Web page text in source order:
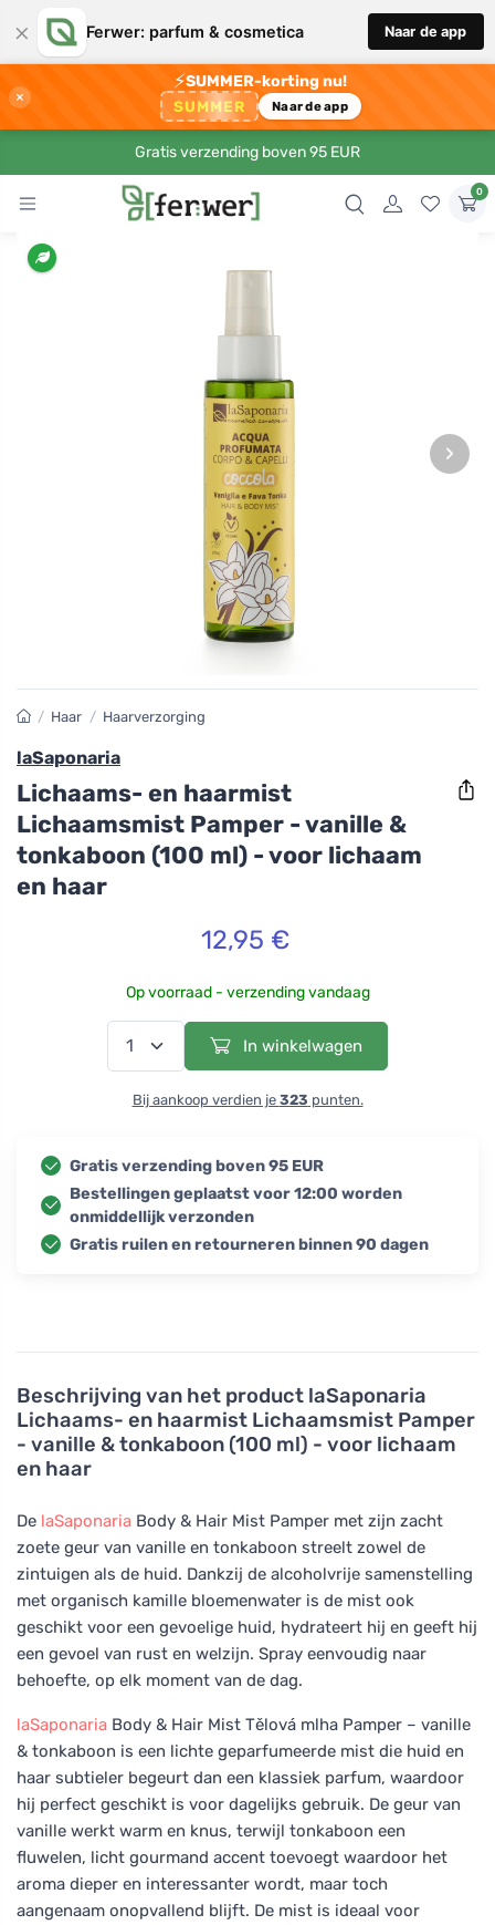
× Ferwer: parfum & cosmetica Naar de app
×
⚡SUMMER-korting nu!
SUMMER Naar de app
Gratis verzending boven 95 EUR
0
›
Beschrijving van het product laSaponaria
Lichaams- en haarmist Lichaamsmist Pamper
- vanille & tonkaboon (100 ml) - voor lichaam
en haar
De laSaponaria Body & Hair Mist Pamper met zijn zacht
zoete geur van vanille en tonkaboon streelt zowel de
zintuigen als de huid. Dankzij de alcoholvrije samenstelling
met organisch kamille bloemenwater is de mist ook
geschikt voor een gevoelige huid, hydrateert hij en geeft hij
een gevoel van rust en welzijn. Spray eenvoudig naar
behoefte, op elk moment van de dag.
laSaponaria Body & Hair Mist Tělová mlha Pamper – vanille
& tonkaboon is een lichte geparfumeerde mist die huid en
haar subtieler begeurt dan een klassiek parfum, waardoor
hij perfect geschikt is voor dagelijks gebruik. De geur van
vanille werkt warm en knus, terwijl tonkaboon een
fluwelen, licht gourmand accent toevoegt waardoor het
aroma dieper en interessanter wordt, maar toch
aangenaam onopvallend blijft. De mist is ideaal voor
/ Haar / Haarverzorging
laSaponaria
Lichaams- en haarmist
Lichaamsmist Pamper - vanille &
tonkaboon (100 ml) - voor lichaam
en haar
12,95 €
Op voorraad - verzending vandaag
In winkelwagen
Bij aankoop verdien je 323 punten.
Gratis verzending boven 95 EUR
Bestellingen geplaatst voor 12:00 worden
onmiddellijk verzonden
Gratis ruilen en retourneren binnen 90 dagen